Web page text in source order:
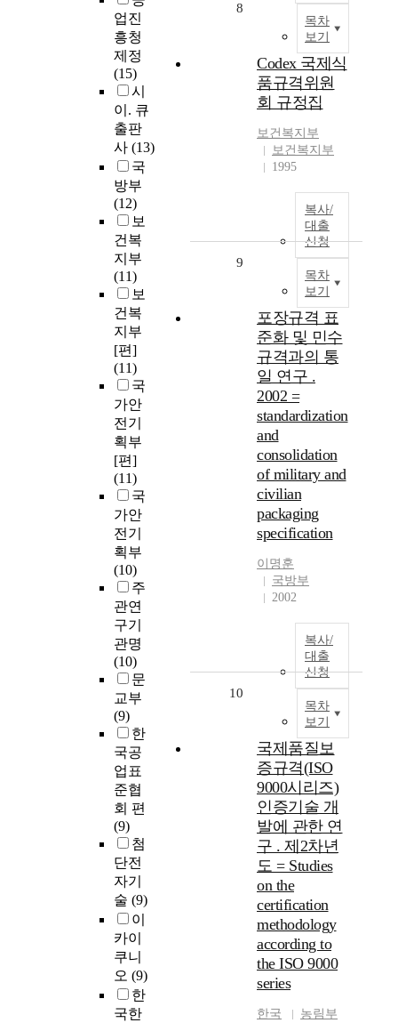
업진
흥청
제정
(15)
시
이. 큐
출판
사 (13)
국
방부
(12)
보
건복
지부
(11)
보
건복
지부
[편]
(11)
국
가안
전기
획부
[편]
(11)
국
가안
전기
획부
(10)
주
관연
구기
관명
(10)
문
교부
(9)
한
국공
업표
준협
회 편
(9)
첨
단전
자기
술 (9)
이
카이
쿠니
오 (9)
한
국한
목차
보기
8
Codex 국제식
품규격위원
회 규정집
보건복지부
보건복지부
1995
복사/
대출
신청
목차
보기
9
포장규격 표
준화 및 민수
규격과의 통
일 연구 .
2002 =
standardization
and
consolidation
of military and
civilian
packaging
specification
이명훈
국방부
2002
복사/
대출
신청
목차
보기
10
국제품질보
증규격(ISO
9000시리즈)
인증기술 개
발에 관한 연
구 . 제2차년
도 = Studies
on the
certification
methodology
according to
the ISO 9000
series
한국
농림부